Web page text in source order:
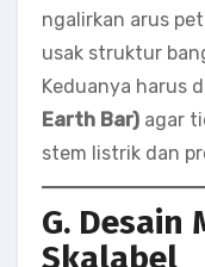
ngalirkan arus
usak struktur
Keduanya harus
Earth Bar) agar
stem listrik dan
G. Desain
Skalabel